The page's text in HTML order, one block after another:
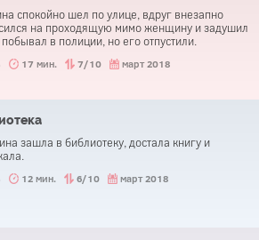
спокойно шел по улице, вдруг внезапно
на проходящую мимо женщину и задушил
в полиции, но его отпустили.
17 мин. 7/10 март 2018
зашла в библиотеку, достала книгу и
12 мин. 6/10 март 2018